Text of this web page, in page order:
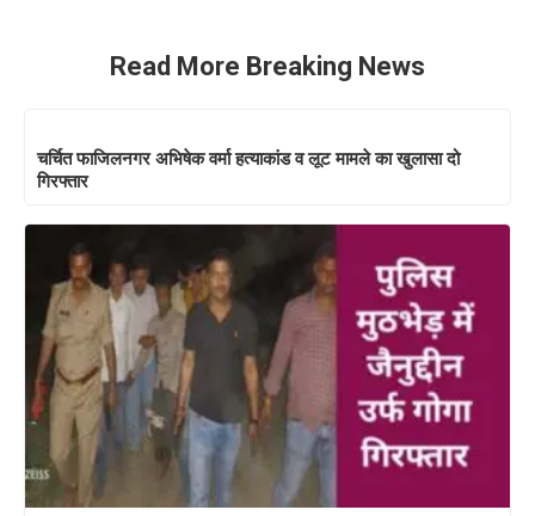
Read More Breaking News
चर्चित फाजिलनगर अभिषेक वर्मा हत्याकांड व लूट मामले का खुलासा दो
गिरफ्तार